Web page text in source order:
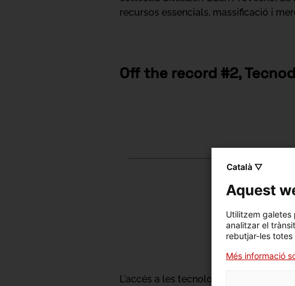
recursos essencials, massificació i
Off the record #2,
L'accés a les tecnologies de la
Català ▽
Aquest
Utilitzem galetes
analitzar el
rebutjar-les
Més informació